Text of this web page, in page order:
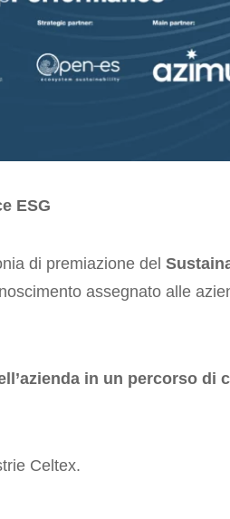
ESG
di premiazione del
assegnato alle
in un percorso di
Celtex.